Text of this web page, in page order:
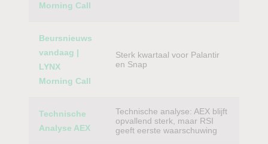
Morning Call
Beursnieuws
vandaag |
LYNX
Morning Call
Sterk kwartaal voor Palantir
en Snap
Technische
Analyse AEX
Technische analyse: AEX blijft
opvallend sterk, maar RSI
geeft eerste waarschuwing